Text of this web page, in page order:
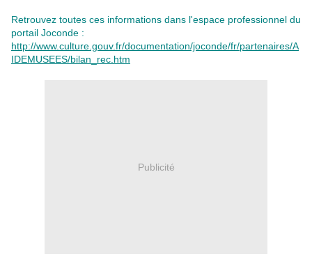
Retrouvez toutes ces informations dans l'espace professionnel du
portail Joconde :
http://www.culture.gouv.fr/documentation/joconde/fr/partenaires/A
IDEMUSEES/bilan_rec.htm
Publicité